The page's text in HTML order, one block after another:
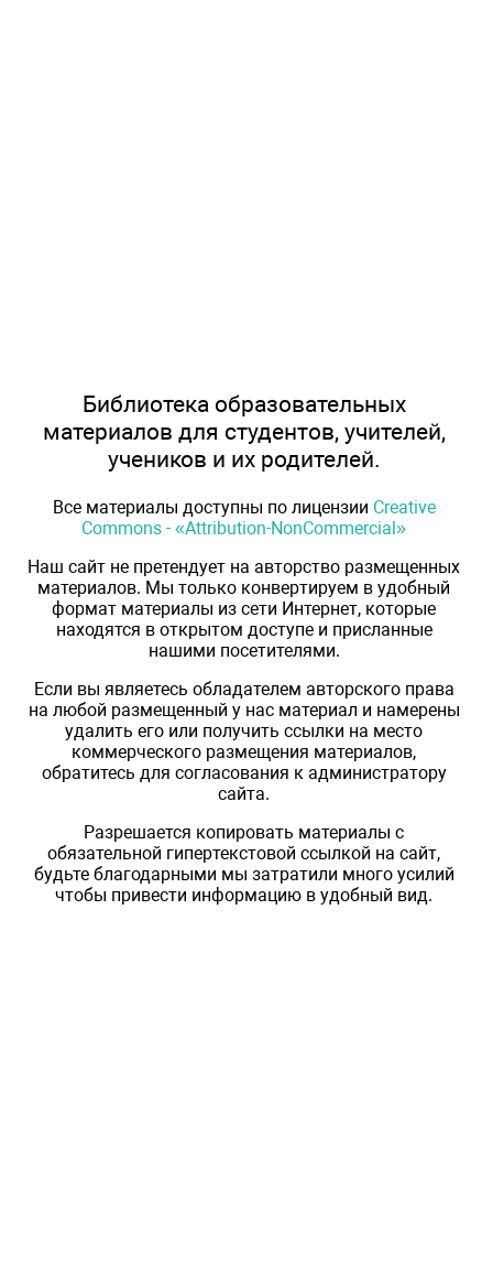
Библиотека образовательных
материалов для студентов, учителей,
учеников и их родителей.
Все материалы доступны по лицензии Creative
Commons - «Attribution-NonCommercial»
Наш сайт не претендует на авторство размещенных
материалов. Мы только конвертируем в удобный
формат материалы из сети Интернет, которые
находятся в открытом доступе и присланные
нашими посетителями.
Если вы являетесь обладателем авторского права
на любой размещенный у нас материал и намерены
удалить его или получить ссылки на место
коммерческого размещения материалов,
обратитесь для согласования к администратору
сайта.
Разрешается копировать материалы с
обязательной гипертекстовой ссылкой на сайт,
будьте благодарными мы затратили много усилий
чтобы привести информацию в удобный вид.